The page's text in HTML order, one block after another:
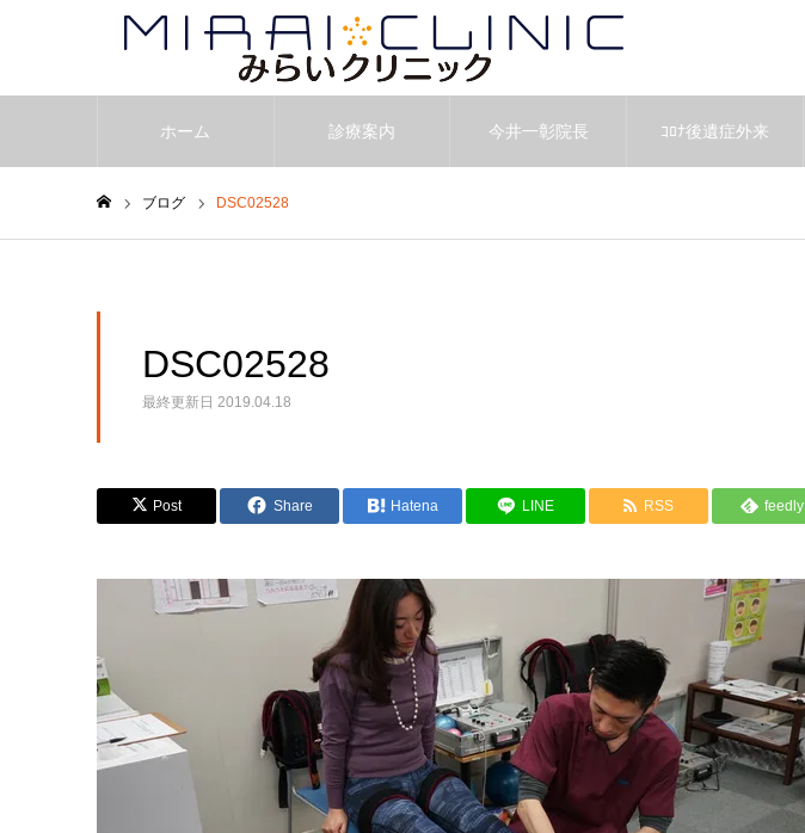
ホーム 診療案内 今井一彰院長 ｺﾛﾅ後遺症外来
ブログ DSC02528
DSC02528
最終更新日 2019.04.18
Post Share Hatena LINE RSS feedly